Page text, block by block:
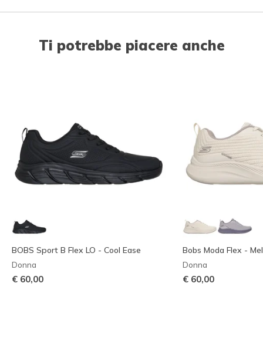
Ti potrebbe piacere anche
BOBS Sport B Flex LO - Cool Ease
Donna
€ 60,00
Bobs Moda Flex -
Donna
€ 60,00